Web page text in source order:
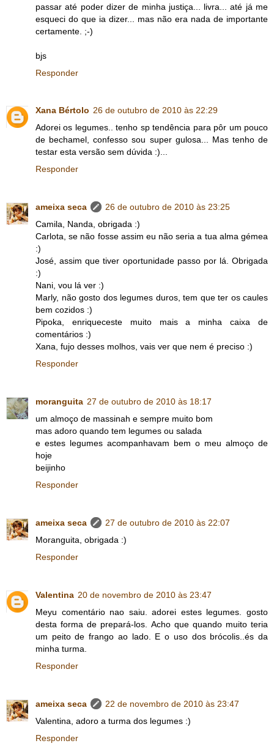
passar até poder dizer de minha justiça... livra... até já me
esqueci do que ia dizer... mas não era nada de importante
certamente. ;-)
bjs
Responder
Xana Bértolo 26 de outubro de 2010 às 22:29
Adorei os legumes.. tenho sp tendência para pôr um pouco
de bechamel, confesso sou super gulosa... Mas tenho de
testar esta versão sem dúvida :)...
Responder
ameixa seca
26 de outubro de 2010 às 23:25
Camila, Nanda, obrigada :)
Carlota, se não fosse assim eu não seria a tua alma gémea
:)
José, assim que tiver oportunidade passo por lá. Obrigada
:)
Nani, vou lá ver :)
Marly, não gosto dos legumes duros, tem que ter os caules
bem cozidos :)
Pipoka, enriqueceste muito mais a minha caixa de
comentários :)
Xana, fujo desses molhos, vais ver que nem é preciso :)
Responder
moranguita 27 de outubro de 2010 às 18:17
um almoço de massinah e sempre muito bom
mas adoro quando tem legumes ou salada
e estes legumes acompanhavam bem o meu almoço de
hoje
beijinho
Responder
ameixa seca
27 de outubro de 2010 às 22:07
Moranguita, obrigada :)
Responder
Valentina 20 de novembro de 2010 às 23:47
Meyu comentário nao saiu. adorei estes legumes. gosto
desta forma de prepará-los. Acho que quando muito teria
um peito de frango ao lado. E o uso dos brócolis..és da
minha turma.
Responder
ameixa seca
22 de novembro de 2010 às 23:47
Valentina, adoro a turma dos legumes :)
Responder